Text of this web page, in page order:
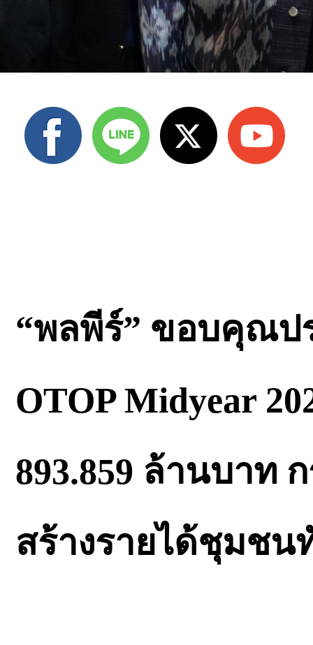
“พลพีร์” ขอบคุณป
OTOP Midyear
893.859 ล้านบาท
สร้างรายได้ชุมชน